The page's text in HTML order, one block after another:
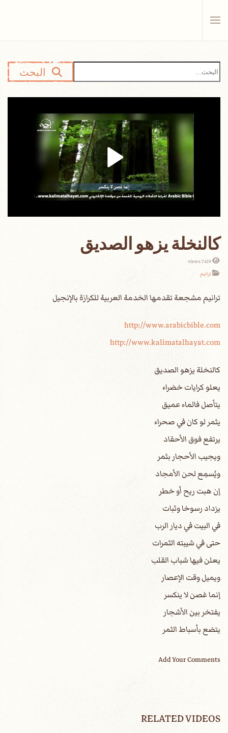
البحث
كالنخلة يزهو الصديق
7419 views
ترانيم
http://www.arabicbible.com
http://www.kalimatalhayat.com
كالنخلة يزهو الصديق
يعلو كرايات خضراء
يتأصل فالماء عميق
يثمر لو كان في صحراء
يرتفع فوق الأحقاد
ويجيب الأحجار بثمر
ويُسمِع لحن الأمجاد
إن هبت ريح أو خطر
يزداد رسوخا وثبات
في البيت في ديار الرب
حتى في شيبته الثمرات
يعلن فيها شباب القلب
ويميل وقت الإعصار
إنما غصن لا ينكسر
يفتخر بين الأشجار
يتضع بأسباط الثمر
Add Your Comments
RELATED VIDEOS